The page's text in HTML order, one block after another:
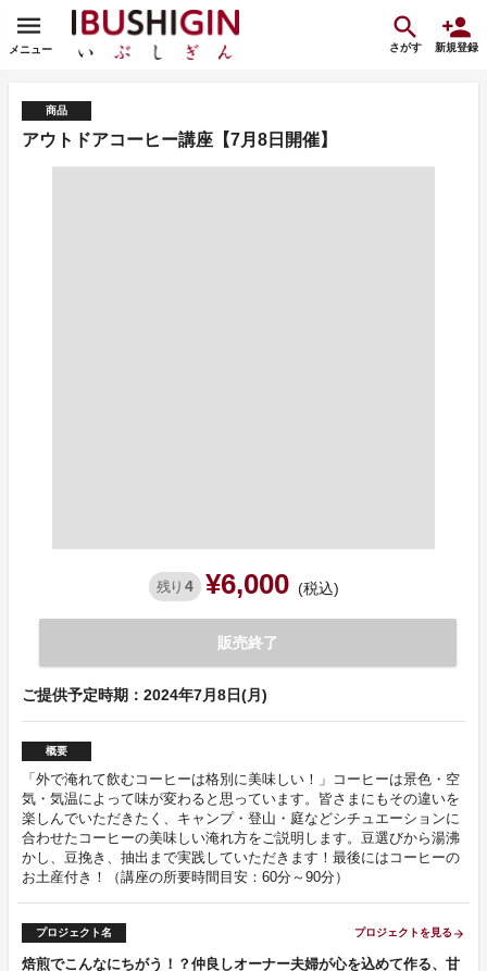
メニュー さがす 新規登録
商品
アウトドアコーヒー講座【7月8日開催】
残り 4 ¥6,000 (税込)
販売終了
ご提供予定時期：2024年7月8日(月)
概要
「外で淹れて飲むコーヒーは格別に美味しい！」コーヒーは景色・空
気・気温によって味が変わると思っています。皆さまにもその違いを
楽しんでいただきたく、キャンプ・登山・庭などシチュエーションに
合わせたコーヒーの美味しい淹れ方をご説明します。豆選びから湯沸
かし、豆挽き、抽出まで実践していただきます！最後にはコーヒーの
お土産付き！（講座の所要時間目安：60分～90分）
プロジェクト名 プロジェクトを見る arrow_forward
焙煎でこんなにちがう！？仲良しオーナー夫婦が心を込めて作る、甘